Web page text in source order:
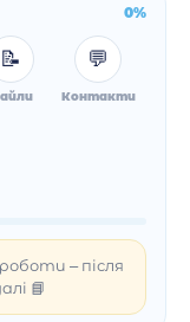
0%
📝 💬
Контакти
– після
📘